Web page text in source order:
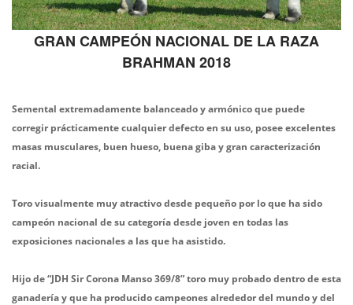
GRAN CAMPEÓN NACIONAL DE LA RAZA
BRAHMAN 2018
Semental extremadamente balanceado y armónico que puede
corregir prácticamente cualquier defecto en su uso, posee excelentes
masas musculares, buen hueso, buena giba y gran caracterización
racial.
Toro visualmente muy atractivo desde pequeño por lo que ha sido
campeón nacional de su categoría desde joven en todas las
exposiciones nacionales a las que ha asistido.
Hijo de “JDH Sir Corona Manso 369/8” toro muy probado dentro de esta
ganadería y que ha producido campeones alrededor del mundo y del